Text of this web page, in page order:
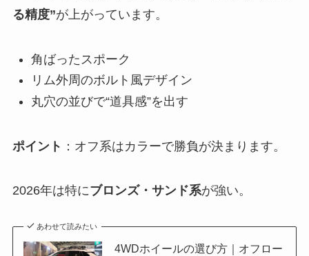
る精度”が上がっています。
角ばったスポーク
リム外周のボルト風デザイン
丸穴の並びで“道具感”を出す
ポイント ：オフ系はカラーで勝負が決まります。
2026年は特にブロンズ・サンド系が強い。
あわせて読みたい
4WDホイールの選び方｜オフロー